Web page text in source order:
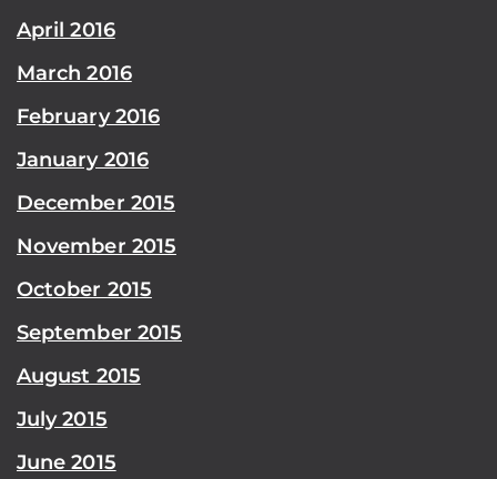
April 2016
March 2016
February 2016
January 2016
December 2015
November 2015
October 2015
September 2015
August 2015
July 2015
June 2015